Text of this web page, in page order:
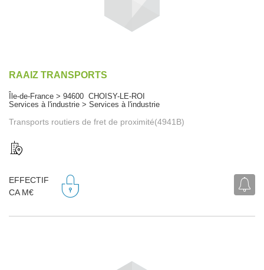
RAAIZ TRANSPORTS
Île-de-France > 94600 CHOISY-LE-ROI
Services à l'industrie > Services à l'industrie
Transports routiers de fret de proximité(4941B)
EFFECTIF
CA M€